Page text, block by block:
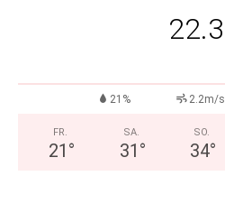
22.3
21% 2.2m/s
FR.
21 °
SA.
31 °
SO.
34°